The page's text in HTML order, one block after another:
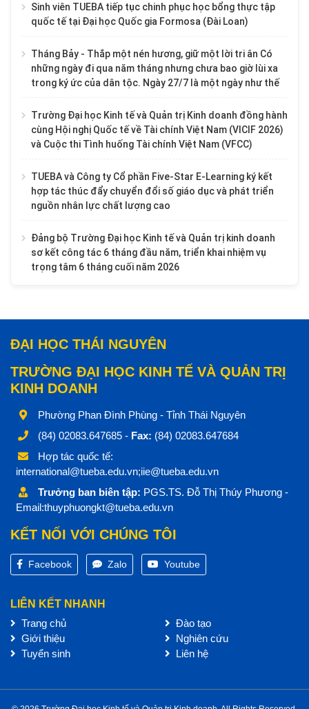
Sinh viên TUEBA tiếp tục chinh phục học bổng thực tập
quốc tế tại Đại học Quốc gia Formosa (Đài Loan)
Tháng Bảy - Thắp một nén hương, giữ một lời tri ân Có
những ngày đi qua năm tháng nhưng chưa bao giờ lùi xa
trong ký ức của dân tộc. Ngày 27/7 là một ngày như thế
Trường Đại học Kinh tế và Quản trị Kinh doanh đồng hành
cùng Hội nghị Quốc tế về Tài chính Việt Nam (VICIF 2026)
và Cuộc thi Tình huống Tài chính Việt Nam (VFCC)
TUEBA và Công ty Cổ phần Five-Star E-Learning ký kết
hợp tác thúc đẩy chuyển đổi số giáo dục và phát triển
nguồn nhân lực chất lượng cao
Đảng bộ Trường Đại học Kinh tế và Quản trị kinh doanh
sơ kết công tác 6 tháng đầu năm, triển khai nhiệm vụ
trọng tâm 6 tháng cuối năm 2026
ĐẠI HỌC THÁI NGUYÊN
TRƯỜNG ĐẠI HỌC KINH TẾ VÀ QUẢN TRỊ
KINH DOANH
Phường Phan Đình Phùng - Tỉnh Thái Nguyên
(84) 02083.647685 - Fax: (84) 02083.647684
Hợp tác quốc tế:
international@tueba.edu.vn;iie@tueba.edu.vn
Trưởng ban biên tập: PGS.TS. Đỗ Thị Thúy Phương -
Email:thuyphuongkt@tueba.edu.vn
KẾT NỐI VỚI CHÚNG TÔI
Facebook Zalo Youtube
LIÊN KẾT NHANH
Trang chủ
Giới thiệu
Tuyển sinh
Đào tạo
Nghiên cứu
Liên hệ